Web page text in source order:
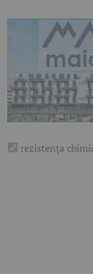
rezistența